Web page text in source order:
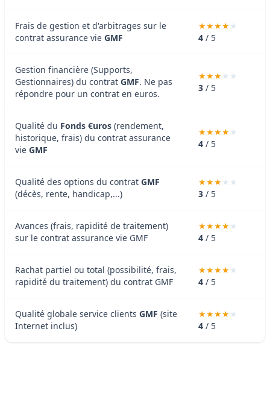
Frais de gestion et d'arbitrages sur le
contrat assurance vie GMF 4 / 5
Gestion financière (Supports,
Gestionnaires) du contrat GMF. Ne pas
répondre pour un contrat en euros.
3 / 5
Qualité du Fonds €uros (rendement,
historique, frais) du contrat assurance
vie GMF
4 / 5
Qualité des options du contrat GMF
(décès, rente, handicap,...)
3 / 5
Avances (frais, rapidité de traitement)
sur le contrat assurance vie GMF
4 / 5
Rachat partiel ou total (possibilité, frais,
rapidité du traitement) du contrat GMF
4 / 5
Qualité globale service clients GMF (site
Internet inclus)
4 / 5